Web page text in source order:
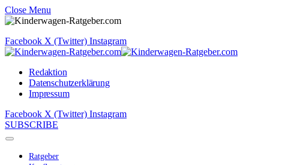
Close Menu
Facebook X (Twitter) Instagram
Redaktion
Datenschutzerklärung
Impressum
Facebook X (Twitter) Instagram
SUBSCRIBE
Ratgeber